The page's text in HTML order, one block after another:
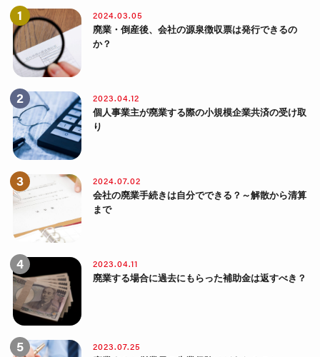
廃業・倒産後、会社の源泉徴収票は発行できるの
か？
2024.03.05
個人事業主が廃業する際の小規模企業共済の受け取
り
2023.04.12
会社の廃業手続きは自分でできる？～解散から清算
まで
2024.07.02
廃業する場合に過去にもらった補助金は返すべき？
2023.04.11
2023.07.25